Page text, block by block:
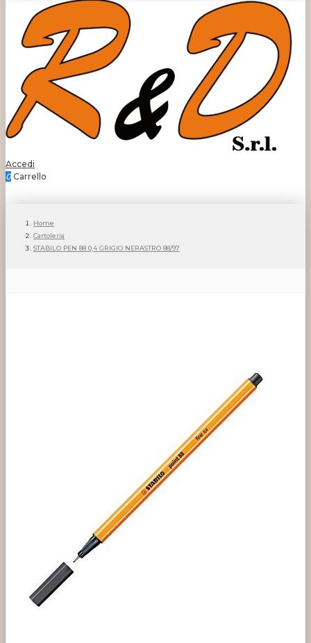
Accedi
0 Carrello
Home
Cartoleria
STABILO PEN 88 0,4 GRIGIO NERASTRO 88/97